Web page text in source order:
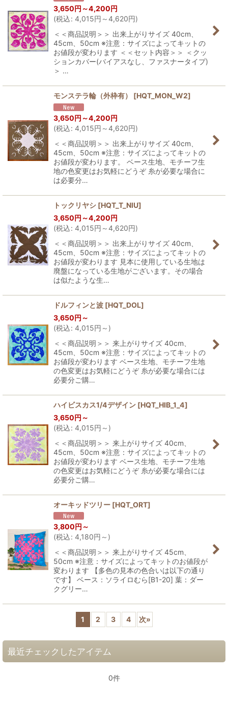
3,650円 ～4,200円
(税込: 4,015円 ～4,620円)
＜＜商品説明＞＞ 出来上がりサイズ 40cm、
45cm、50cm ※注意：サイズによってキットの
お値段が変わります ＜＜セット内容＞＞ ＜クッ
ションカバー(バイアスなし、ファスナータイプ)
＞ …
モンステラ輪（外枠有） [HQT_MON_W2]
3,650円 ～4,200円
(税込: 4,015円 ～4,620円)
＜＜商品説明＞＞ 出来上がりサイズ 40cm、
45cm、50cm ※注意：サイズによってキットの
お値段が変わります。 ベース生地、モチーフ生
地の色変更はお気軽にどうぞ 糸が必要な場合に
は必要分…
トックリヤシ [HQT_T_NIU]
3,650円 ～4,200円
(税込: 4,015円 ～4,620円)
＜＜商品説明＞＞ 出来上がりサイズ 40cm、
45cm、50cm ※注意：サイズによってキットの
お値段が変わります 見本に使用している生地は
廃盤になっている生地がございます。その場合
は似たような生…
ドルフィンと波 [HQT_DOL]
3,650円 ～
(税込: 4,015円 ～ )
＜＜商品説明＞＞ 来上がりサイズ 40cm、
45cm、50cm ※注意：サイズによってキットの
お値段が変わります ベース生地、モチーフ生地
の色変更はお気軽にどうぞ 糸が必要な場合には
必要分ご購…
ハイビスカス1/4デザイン [HQT_HIB_1_4]
3,650円 ～
(税込: 4,015円 ～ )
＜＜商品説明＞＞ 来上がりサイズ 40cm、
45cm、50cm ※注意：サイズによってキットの
お値段が変わります ベース生地、モチーフ生地
の色変更はお気軽にどうぞ 糸が必要な場合には
必要分ご購…
オーキッドツリー [HQT_ORT]
3,800円 ～
(税込: 4,180円 ～ )
＜＜商品説明＞＞ 来上がりサイズ 45cm、
50cm ※注意：サイズによってキットのお値段が
変わります 【多色の見本の色合いは以下の通り
です】 ベース：ソライロむら[B1-20] 葉：ダー
クグリー…
1 2 3 4 次»
最近チェックしたアイテム
0件